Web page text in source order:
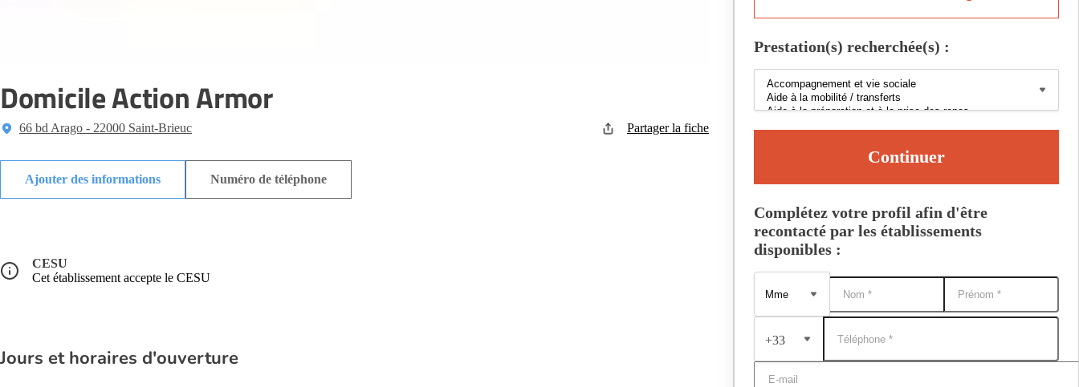
Domicile Action Armor
66 bd Arago - 22000 Saint-Brieuc Partager la fiche
Ajouter des informations Numéro de téléphone
CESU
Cet établissement accepte le CESU
Jours et horaires d'ouverture
Prestation(s) recherchée(s) :
Continuer
Complétez votre profil afin d'être
recontacté par les établissements
disponibles :
+33